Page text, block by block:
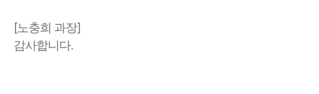
[노충희 과장]
감사합니다.